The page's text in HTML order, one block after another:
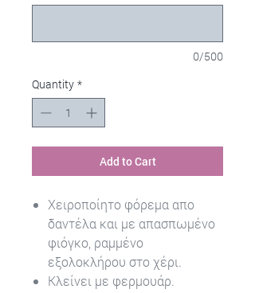
0/500
Quantity *
Add to Cart
Χειροποίητο φόρεμα απο
δαντέλα και με απασπωμένο
φιόγκο, ραμμένο
εξολοκλήρου στο χέρι.
Κλείνει με φερμουάρ.